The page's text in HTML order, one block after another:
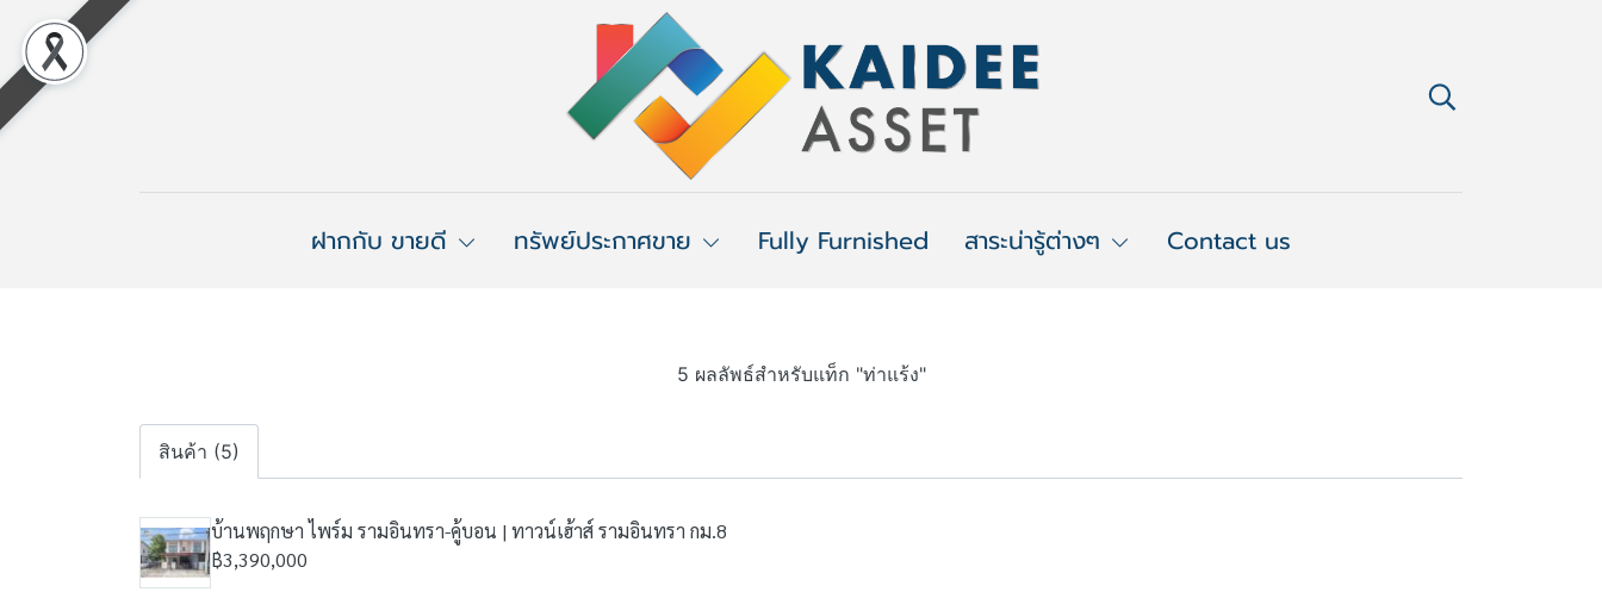
ฝากกับ ขายดี ทรัพย์ประกาศขาย Fully Furnished สาระน่ารู้ต่างๆ Contact us
5 ผลลัพธ์สำหรับแท็ก "ท่าแร้ง"
สินค้า (5)
บ้านพฤกษา ไพร์ม รามอินทรา-คู้บอน | ทาวน์เฮ้าส์ รามอินทรา กม.8
฿3,390,000